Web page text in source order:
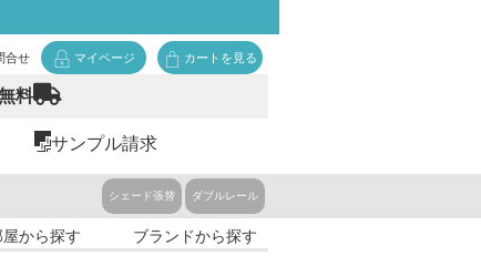
合せ マイページ カートを見る
料
サンプル請求
シェード張替 ダブルレール
から探す ブランドから探す